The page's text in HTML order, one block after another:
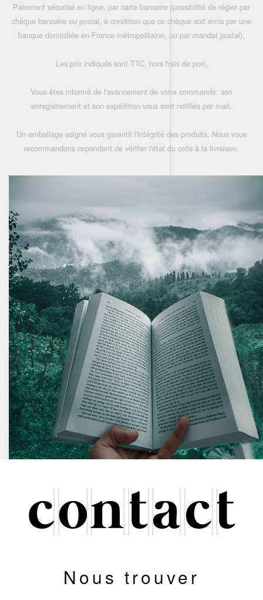
Paiement sécurisé en ligne, par carte bancaire (possibilité de régler par
chèque bancaire ou postal, à condition que ce chèque soit émis par une
banque domiciliée en France métropolitaine, ou par mandat postal),
Les prix indiqués sont TTC, hors frais de port,
Vous êtes informé de l'avancement de votre commande: son
enregistrement et son expédition vous sont notifiés par mail.
Un emballage soigné vous garantit l'intégrité des produits. Nous vous
recommandons cependant de vérifier l'état du colis à la livraison.
Nous trouver